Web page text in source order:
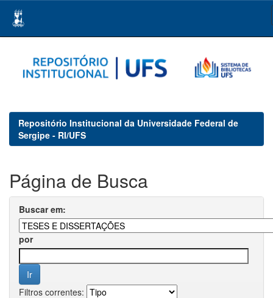
navigation
Repositório Institucional da Universidade Federal de
Sergipe - RI/UFS
Página de Busca
Buscar em:
por
Filtros correntes: